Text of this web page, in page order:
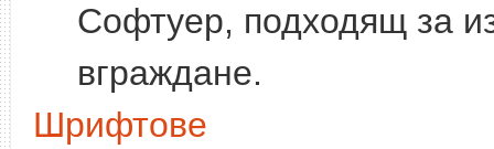
Софтуер, подходящ за
вграждане.
Шрифтове